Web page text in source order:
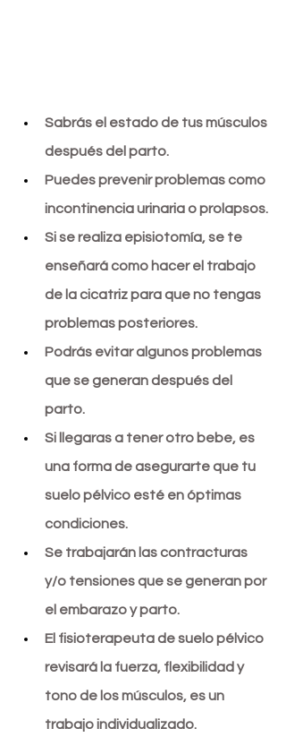
Sabrás el estado de tus músculos
después del parto.
Puedes prevenir problemas como
incontinencia urinaria o prolapsos.
Si se realiza episiotomía, se te
enseñará como hacer el trabajo
de la cicatriz para que no tengas
problemas posteriores.
Podrás evitar algunos problemas
que se generan después del
parto.
Si llegaras a tener otro bebe, es
una forma de asegurarte que tu
suelo pélvico esté en óptimas
condiciones.
Se trabajarán las contracturas
y/o tensiones que se generan por
el embarazo y parto.
El fisioterapeuta de suelo pélvico
revisará la fuerza, flexibilidad y
tono de los músculos, es un
trabajo individualizado.